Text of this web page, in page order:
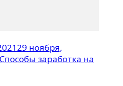
29 ноября,
Способы заработка на